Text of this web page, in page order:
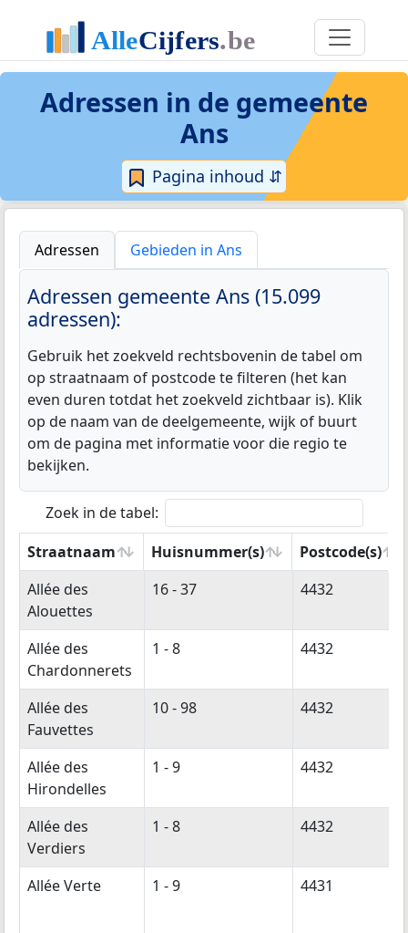
Adressen in de gemeente
Ans
Pagina inhoud ⇵
Adressen Gebieden in Ans
Adressen gemeente Ans (15.099
adressen):
Gebruik het zoekveld rechtsbovenin de tabel om
op straatnaam of postcode te filteren (het kan
even duren totdat het zoekveld zichtbaar is). Klik
op de naam van de deelgemeente, wijk of buurt
om de pagina met informatie voor die regio te
bekijken.
Zoek in de tabel:
Straatnaam
Huisnummer(s)
Postcode(s)
Straatnaam
Huisnummer(s) Postcode(s)
Allée des
Alouettes
16 - 37 4432
Allée des
Chardonnerets
1 - 8 4432
Allée des
Fauvettes
10 - 98 4432
Allée des
Hirondelles
1 - 9 4432
Allée des
Verdiers
1 - 8 4432
Allée Verte 1 - 9 4431